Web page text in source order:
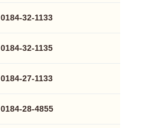
0184-32-1133
0184-32-1135
0184-27-1133
0184-28-4855